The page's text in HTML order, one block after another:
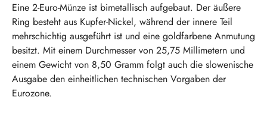
Eine 2-Euro-Münze ist bimetallisch aufgebaut. Der äußere
Ring besteht aus Kupfer-Nickel, während der innere Teil
mehrschichtig ausgeführt ist und eine goldfarbene Anmutung
besitzt. Mit einem Durchmesser von 25,75 Millimetern und
einem Gewicht von 8,50 Gramm folgt auch die slowenische
Ausgabe den einheitlichen technischen Vorgaben der
Eurozone.